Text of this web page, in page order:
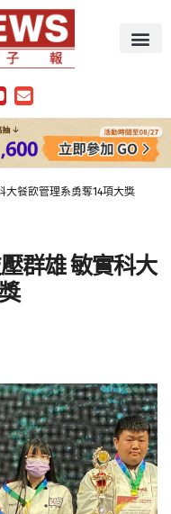
大餐飲管理系勇奪14項大獎
群雄 敏實科大